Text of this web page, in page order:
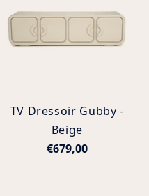
TV Dressoir Gubby -
Beige
€679,00